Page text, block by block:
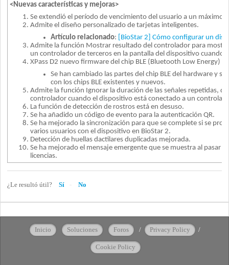
<Nuevas características y mejoras>
Se extendió el período de vencimiento del usuario a un máximo
Admite el diseño personalizado de tarjetas inteligentes.
Artículo relacionado:
[BioStar 2] Cómo configurar un
Admite la función Mostrar resultado del controlador para
un controlador de terceros en la pantalla del dispositivo cuando
XPass D2 nuevo firmware del chip BLE (Bluetooth Low Energy)
Se han cambiado las partes del chip BLE del hardware y
con los chips BLE existentes y nuevos.
Admite la función Ignorar la duración de las señales repetidas,
controlador cuando el dispositivo está conectado a un
La función de detección de rostros está en desuso.
Se ha añadido un código de evento para la autenticación QR.
Se ha mejorado la sincronización para que se complete si se
varios usuarios con el dispositivo en BioStar 2.
Detección de huellas dactilares duplicadas mejorada.
Se ha mejorado el mensaje emergente que se muestra al pasar
licencias.
¿Le resultó útil? Sí No
Inicio Soluciones Foros / Privacy Policy /
Cookie Policy